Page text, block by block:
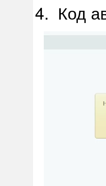
Код